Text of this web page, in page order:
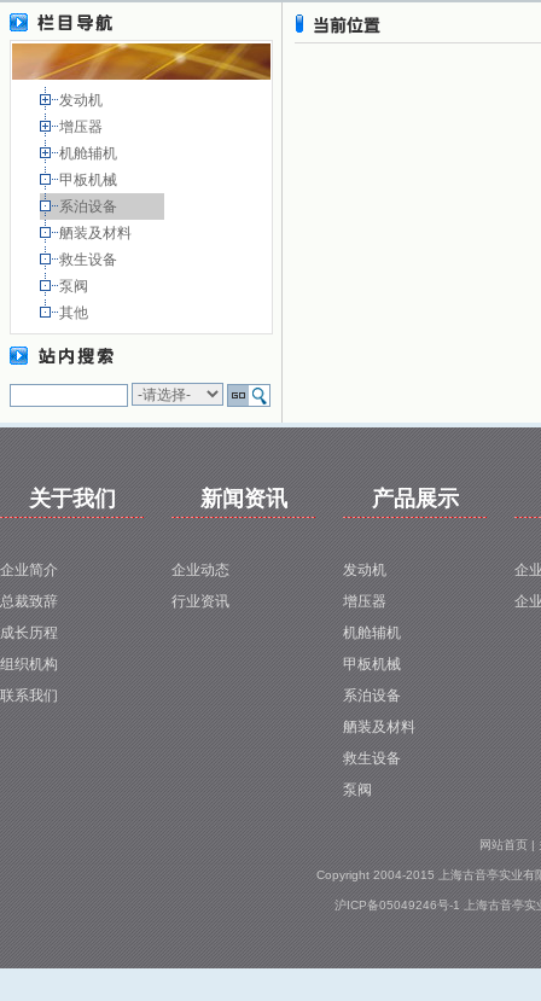
1
发动机
增压器
机舱辅机
甲板机械
系泊设备
舾装及材料
救生设备
泵阀
其他
关于我们
企业简介
总裁致辞
成长历程
组织机构
联系我们
新闻资讯
企业动态
行业资讯
产品展示
发动机
增压器
机舱辅机
甲板机械
系泊设备
舾装及材料
救生设备
泵阀
企
企
网站首页|
Copyright 2004-2015 上海古音亭实业有
沪ICP备05049246号-1 上海古音亭